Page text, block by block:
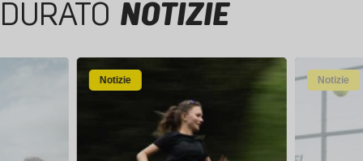
DURATO NOTIZIE
Notizie Notizie